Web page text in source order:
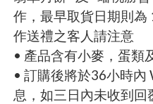
作，最早取貨日期則
作送禮之客人請注意
• 產品含有小麥，蛋類
• 訂購後將於36小時內
息，如三日內未收到